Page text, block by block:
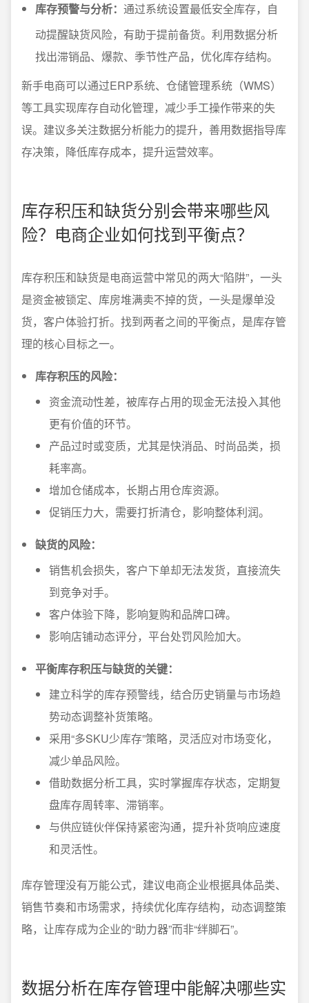
库存预警与分析： 通过系统设置最低安全库存，自
动提醒缺货风险，有助于提前备货。利用数据分析
找出滞销品、爆款、季节性产品，优化库存结构。
新手电商可以通过ERP系统、仓储管理系统（WMS）
等工具实现库存自动化管理，减少手工操作带来的失
误。建议多关注数据分析能力的提升，善用数据指导库
存决策，降低库存成本，提升运营效率。
库存积压和缺货分别会带来哪些风
险？电商企业如何找到平衡点？
库存积压和缺货是电商运营中常见的两大“陷阱”，一头
是资金被锁定、库房堆满卖不掉的货，一头是爆单没
货，客户体验打折。找到两者之间的平衡点，是库存管
理的核心目标之一。
库存积压的风险：
资金流动性差，被库存占用的现金无法投入其他
更有价值的环节。
产品过时或变质，尤其是快消品、时尚品类，损
耗率高。
增加仓储成本，长期占用仓库资源。
促销压力大，需要打折清仓，影响整体利润。
缺货的风险：
销售机会损失，客户下单却无法发货，直接流失
到竞争对手。
客户体验下降，影响复购和品牌口碑。
影响店铺动态评分，平台处罚风险加大。
平衡库存积压与缺货的关键：
建立科学的库存预警线，结合历史销量与市场趋
势动态调整补货策略。
采用“多SKU少库存”策略，灵活应对市场变化，
减少单品风险。
借助数据分析工具，实时掌握库存状态，定期复
盘库存周转率、滞销率。
与供应链伙伴保持紧密沟通，提升补货响应速度
和灵活性。
库存管理没有万能公式，建议电商企业根据具体品类、
销售节奏和市场需求，持续优化库存结构，动态调整策
略，让库存成为企业的“助力器”而非“绊脚石”。
数据分析在库存管理中能解决哪些实